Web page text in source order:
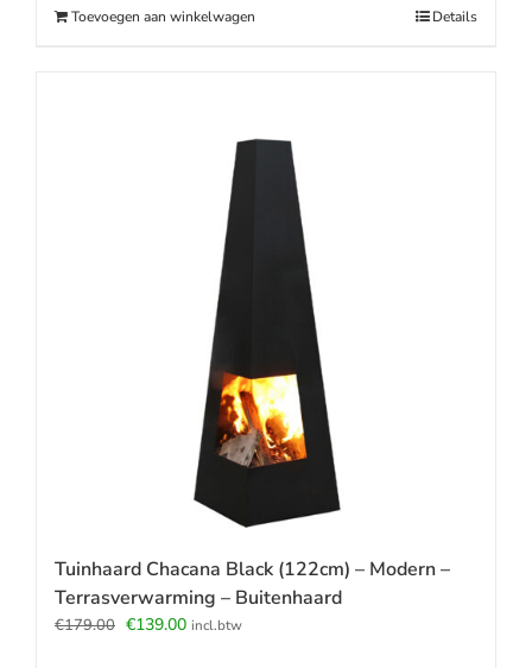
Toevoegen aan winkelwagen Details
Tuinhaard Chacana Black (122cm) – Modern –
Terrasverwarming – Buitenhaard
€179.00 Oorspronkelijke
€139.00Huidige
incl.btw